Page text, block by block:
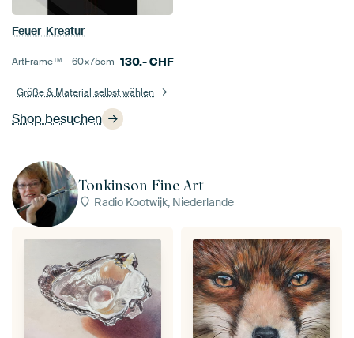
Shop besuchen
Feuer-Kreatur
ArtFrame™ –60×75cm 130.-CHF
Größe & Material selbst wählen
Tonkinson Fine Art
Radio Kootwijk, Niederlande